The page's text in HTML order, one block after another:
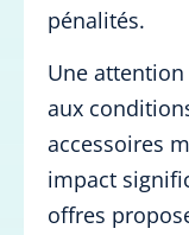
pénalités.
Une
aux
accessoires
impact
offres